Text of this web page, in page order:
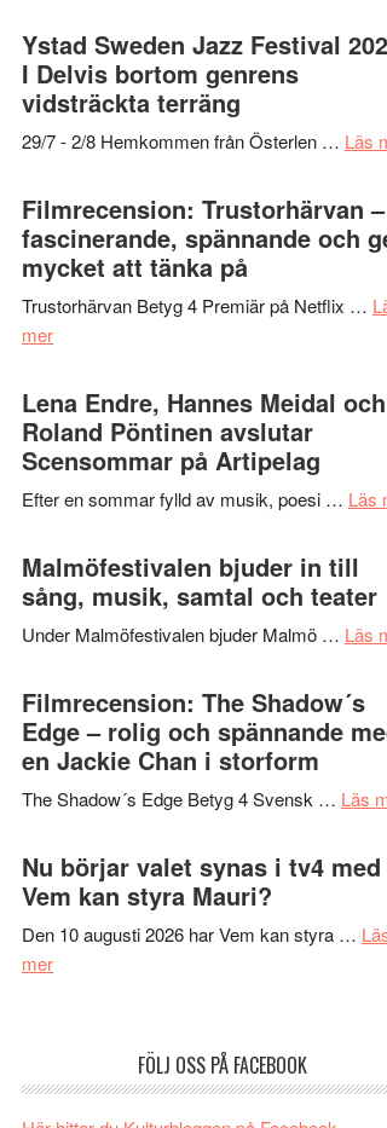
Mulder
och
Ystad Sweden Jazz Festival
I Delvis bortom genrens
vidsträckta terräng
29/7 - 2/8 Hemkommen från Österlen … Läs
Filmrecension: Trustorhärvan –
fascinerande, spännande och
mycket att tänka på
Trustorhärvan Betyg 4 Premiär på Netflix …
merom
Trustorhärvan
–
fascinerande,
spännande
och
mycket
att
tänka
Lena Endre, Hannes Meidal och
Roland Pöntinen avslutar
Scensommar på Artipelag
Efter en sommar fylld av musik, poesi … Läs
Malmöfestivalen bjuder in till
sång, musik, samtal och teater
Under Malmöfestivalen bjuder Malmö … Läs
Filmrecension: The Shadow´s
Edge – rolig och spännande
en Jackie Chan i storform
The Shadow´s Edge Betyg 4 Svensk … Läs
Nu börjar valet synas i tv4 med
Vem kan styra Mauri?
Den 10 augusti 2026 har Vem kan styra …
merom
FÖLJ OSS PÅ FACEBOOK